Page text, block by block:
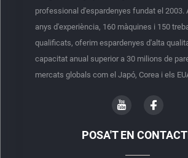
professional d'espardenyes fundat el 2003.
anys d'experiència, 160 màquines i 150
qualificats, oferim espardenyes d'alta
capacitat anual superior a 30 milions de
mercats globals com el Japó, Corea i els
POSA'T EN